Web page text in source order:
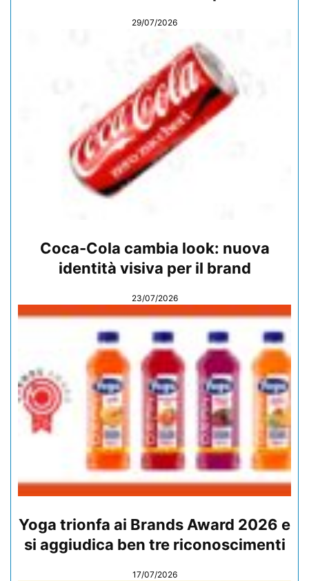
29/07/2026
Coca-Cola cambia look: nuova
identità visiva per il brand
23/07/2026
Yoga trionfa ai Brands Award 2026 e
si aggiudica ben tre riconoscimenti
17/07/2026